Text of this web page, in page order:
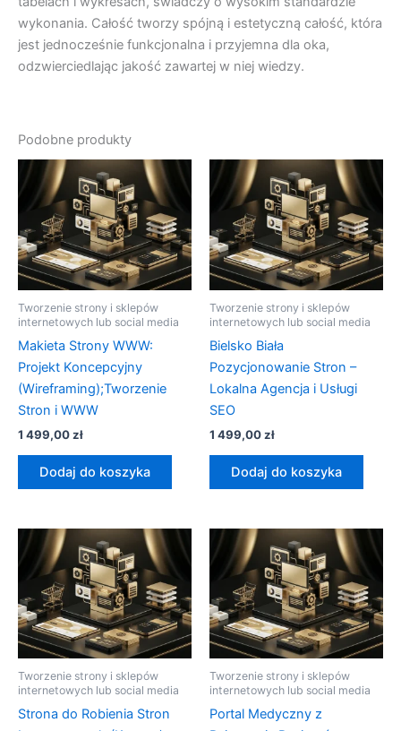
wykonania. Całość tworzy spójną i estetyczną całość, która
jest jednocześnie funkcjonalna i przyjemna dla oka,
odzwierciedlając jakość zawartej w niej wiedzy.
Podobne produkty
Tworzenie strony i sklepów
internetowych lub social media
Makieta Strony WWW:
Projekt Koncepcyjny
(Wireframing);Tworzenie
Stron i WWW
1 499,00zł
Dodaj do koszyka
Tworzenie strony i sklepów
internetowych lub social media
Bielsko Biała
Pozycjonowanie Stron –
Lokalna Agencja i Usługi
SEO
1 499,00zł
Dodaj do koszyka
Tworzenie strony i sklepów
internetowych lub social media
Strona do Robienia Stron
Tworzenie strony i sklepów
internetowych lub social media
Portal Medyczny z